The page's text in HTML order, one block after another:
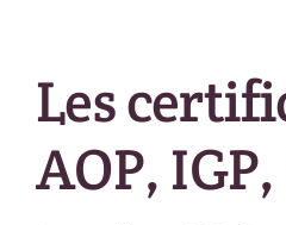
Les
AOP,